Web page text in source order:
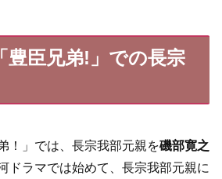
豊臣兄弟!」での長宗
！」では、長宗我部元親を磯部寛之
ドラマでは始めて、長宗我部元親に